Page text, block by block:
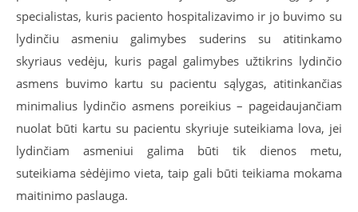
specialistas, kuris paciento hospitalizavimo ir jo buvimo su
lydinčiu asmeniu galimybes suderins su atitinkamo
skyriaus vedėju, kuris pagal galimybes užtikrins lydinčio
asmens buvimo kartu su pacientu sąlygas, atitinkančias
minimalius lydinčio asmens poreikius – pageidaujančiam
nuolat būti kartu su pacientu skyriuje suteikiama lova, jei
lydinčiam asmeniui galima būti tik dienos metu,
suteikiama sėdėjimo vieta, taip gali būti teikiama mokama
maitinimo paslauga.